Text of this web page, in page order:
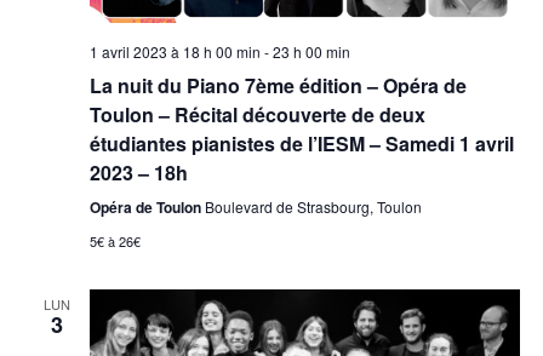
1 avril 2023 à 18 h 00 min -23 h 00 min
La nuit du Piano 7ème édition – Opéra de
Toulon – Récital découverte de deux
étudiantes pianistes de l’IESM – Samedi 1 avril
2023 – 18h
Opéra de Toulon Boulevard de Strasbourg, Toulon
5€ à 26€
LUN
3